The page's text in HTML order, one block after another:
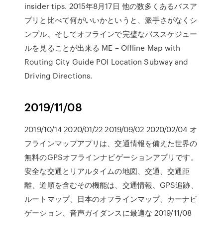
insider tips. 2015年8月17日 他の数多くあるバスア
プリと比べて何がいいかというと、派手さがなくシ
ンプル、そしてオフラインで完璧なバススケジュー
ルを見ることが出来る ME – Offline Map with
Routing City Guide POI Location Subway and
Driving Directions.
2019/11/08
2019/10/14 2020/01/22 2019/09/02 2020/02/04 オ
フラインマップアプリは、交通情報を備えた世界の
無料のGPSオフラインナビゲーションアプリです。
安全な交通とリアルタイムの地図、交通、交通距
離、道順を含むその機能は、交通情報、GPS追跡、
ルートマップ、日本のオフラインマップ、カーナビ
ゲーション、音声ガイダンスに最適な 2019/11/08